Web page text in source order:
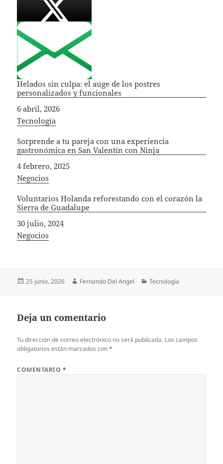
Helados sin culpa: el auge de los postres
personalizados y funcionales
Fecha
6 abril, 2026
In relation to
Tecnología
Sorprende a tu pareja con una experiencia
gastronómica en San Valentín con Ninja
Fecha
4 febrero, 2025
In relation to
Negocios
Voluntarios Holanda reforestando con el corazón la
Sierra de Guadalupe
Fecha
30 julio, 2024
In relation to
Negocios
Publicado
25 junio, 2026 Autor
Fernando Del Angel Categorías
Tecnología
Deja un comentario
Tu dirección de correo electrónico no será publicada. Los campos
obligatorios están marcados con*
COMENTARIO *